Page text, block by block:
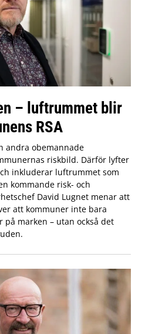
– luftrummet blir
RSA
andra obemannade
riskbild. Därför lyfter
inkluderar luftrummet som
kommande risk- och
David Lugnet menar att
att kommuner inte bara
marken – utan också det